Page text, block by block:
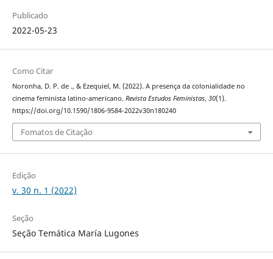
Publicado
2022-05-23
Como Citar
Noronha, D. P. de ., & Ezequiel, M. (2022). A presença da colonialidade no
cinema feminista latino-americano. Revista Estudos Feministas, 30(1).
https://doi.org/10.1590/1806-9584-2022v30n180240
Fomatos de Citação
Edição
v. 30 n. 1 (2022)
Seção
Seção Temática María Lugones